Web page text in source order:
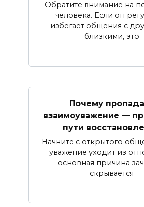
Обратите внимание на
человека. Если он
избегает общения с
близкими, это
Почему
взаимоуважение —
пути
Начните с открытого
уважение уходит из
основная причина
скрывается